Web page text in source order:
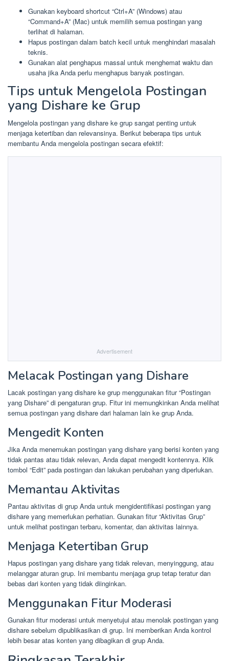
Gunakan keyboard shortcut “Ctrl+A” (Windows) atau
“Command+A” (Mac) untuk memilih semua postingan yang
terlihat di halaman.
Hapus postingan dalam batch kecil untuk menghindari masalah
teknis.
Gunakan alat penghapus massal untuk menghemat waktu dan
usaha jika Anda perlu menghapus banyak postingan.
Tips untuk Mengelola Postingan
yang Dishare ke Grup
Mengelola postingan yang dishare ke grup sangat penting untuk
menjaga ketertiban dan relevansinya. Berikut beberapa tips untuk
membantu Anda mengelola postingan secara efektif:
Advertisement
Melacak Postingan yang Dishare
Lacak postingan yang dishare ke grup menggunakan fitur “Postingan
yang Dishare” di pengaturan grup. Fitur ini memungkinkan Anda melihat
semua postingan yang dishare dari halaman lain ke grup Anda.
Mengedit Konten
Jika Anda menemukan postingan yang dishare yang berisi konten yang
tidak pantas atau tidak relevan, Anda dapat mengedit kontennya. Klik
tombol “Edit” pada postingan dan lakukan perubahan yang diperlukan.
Memantau Aktivitas
Pantau aktivitas di grup Anda untuk mengidentifikasi postingan yang
dishare yang memerlukan perhatian. Gunakan fitur “Aktivitas Grup”
untuk melihat postingan terbaru, komentar, dan aktivitas lainnya.
Menjaga Ketertiban Grup
Hapus postingan yang dishare yang tidak relevan, menyinggung, atau
melanggar aturan grup. Ini membantu menjaga grup tetap teratur dan
bebas dari konten yang tidak diinginkan.
Menggunakan Fitur Moderasi
Gunakan fitur moderasi untuk menyetujui atau menolak postingan yang
dishare sebelum dipublikasikan di grup. Ini memberikan Anda kontrol
lebih besar atas konten yang dibagikan di grup Anda.